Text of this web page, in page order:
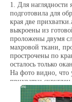
1. Для наглядности
подготовила для
края две
выкроены из
проложены двумя
махровой ткани,
прострочены по
осталось только
На фото видно, что
прихватки
прихватка
прямыми